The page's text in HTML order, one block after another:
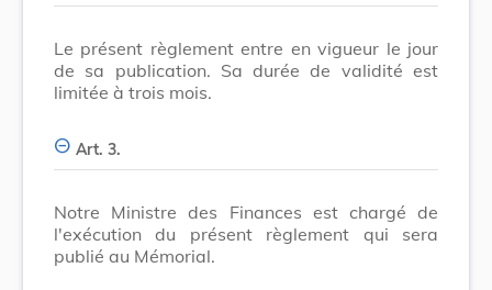
Le présent règlement entre en vigueur le jour
de sa publication. Sa durée de validité est
limitée à trois mois.
Art. 3.
Notre Ministre des Finances est chargé de
l'exécution du présent règlement qui sera
publié au Mémorial.